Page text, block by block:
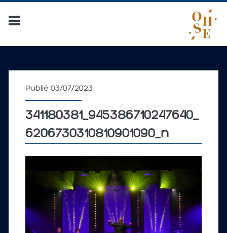
Publié 03/07/2023
341180381_945386710247640_
6206730310810901090_n